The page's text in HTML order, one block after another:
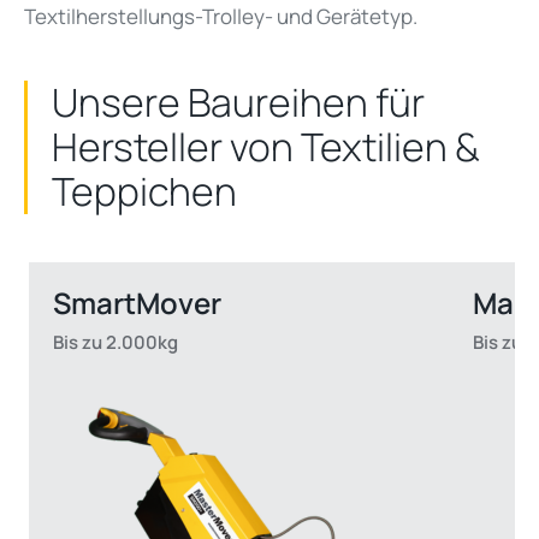
Textilherstellungs-Trolley- und Gerätetyp.
Unsere Baureihen für
Hersteller von Textilien &
Teppichen
SmartMover
Bis zu 2.000kg Bis zu